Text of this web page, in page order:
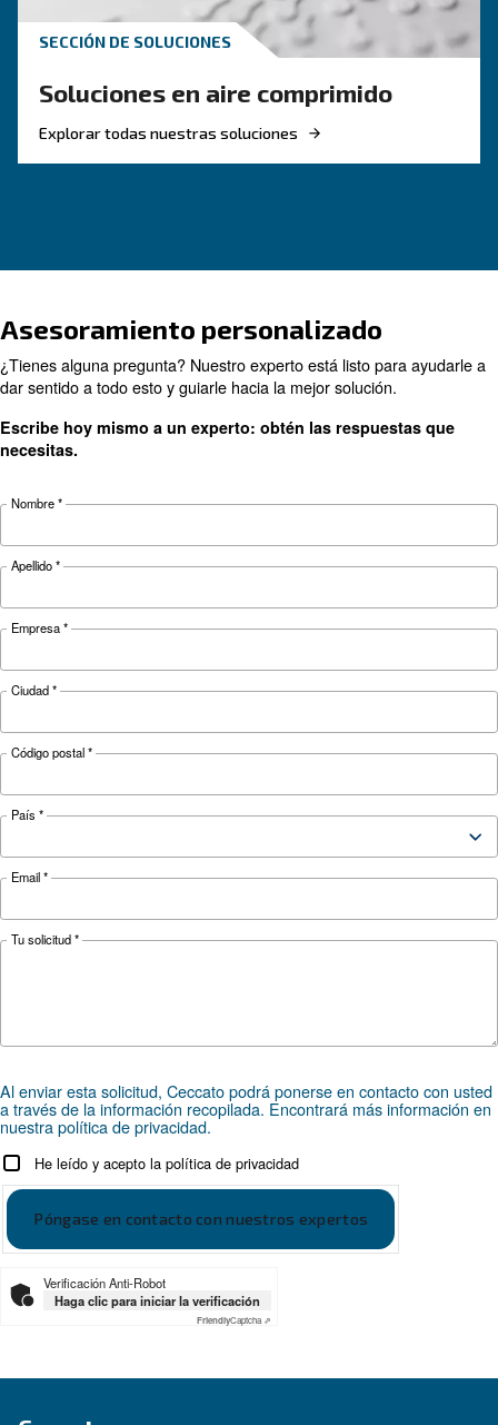
CONOZCA EL AIRE COMPRIMIDO
Herramientas de
de aire para una fábrica
inteligente
herramientas de monitorización de
facilitan la gestión de una fábrica inteligente.
¿Busca el producto adecuado
su aplicación?
ÁMBITOS DE APLICACIÓN